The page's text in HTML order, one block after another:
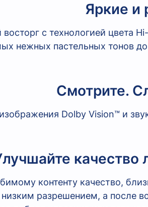
Яркие и
восторг с технологией
нежных пастельных тонов
Смотрите.
Dolby Vision™ и
качество
контенту качество,
разрешением, а после